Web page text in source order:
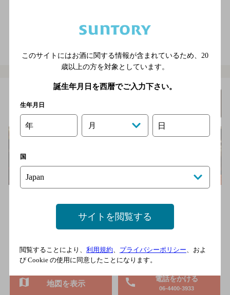
[オーセンティックバー]
ど、幅広く取り揃えております。また、季節の果物を使ったカク
大坂メトロ各線 心斎橋駅3番出口より徒歩6分
9席
電話をかける
06-4400-3933
地図を表示
このサイトにはお酒に関する情報が含まれているため、 20
歳以上の方を対象としています。
誕生年月日を西暦でご入力下さい。
生年月日
年 月 日
国
サイトを閲覧する
閲覧することにより、 利用規約 プライバシーポリシー 、およ
び Cookie の使用に同意したことになります。